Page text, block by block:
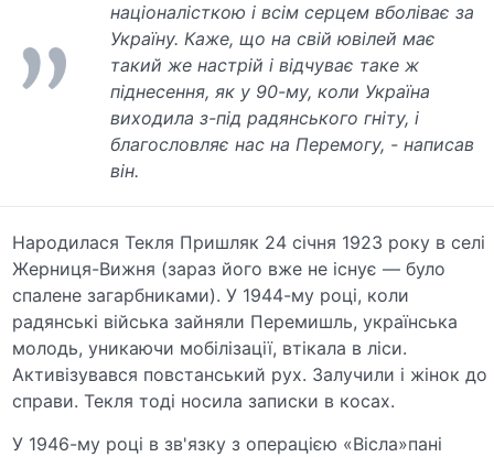
націоналісткою і всім серцем вболіває за
Україну. Каже, що на свій ювілей має
такий же настрій і відчуває таке ж
піднесення, як у 90-му, коли Україна
виходила з-під радянського гніту, і
благословляє нас на Перемогу, - написав
він.
Народилася Текля Пришляк 24 січня 1923 року в селі
Жерниця-Вижня (зараз його вже не існує — було
спалене загарбниками). У 1944-му році, коли
радянські війська зайняли Перемишль, українська
молодь, уникаючи мобілізації, втікала в ліси.
Активізувався повстанський рух. Залучили і жінок до
справи. Текля тоді носила записки в косах.
У 1946-му році в зв'язку з операцією «Вісла»пані